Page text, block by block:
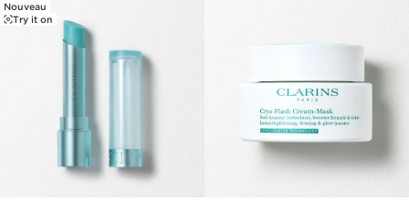
ALLER AU CONTENU
Nouveau
Try it on